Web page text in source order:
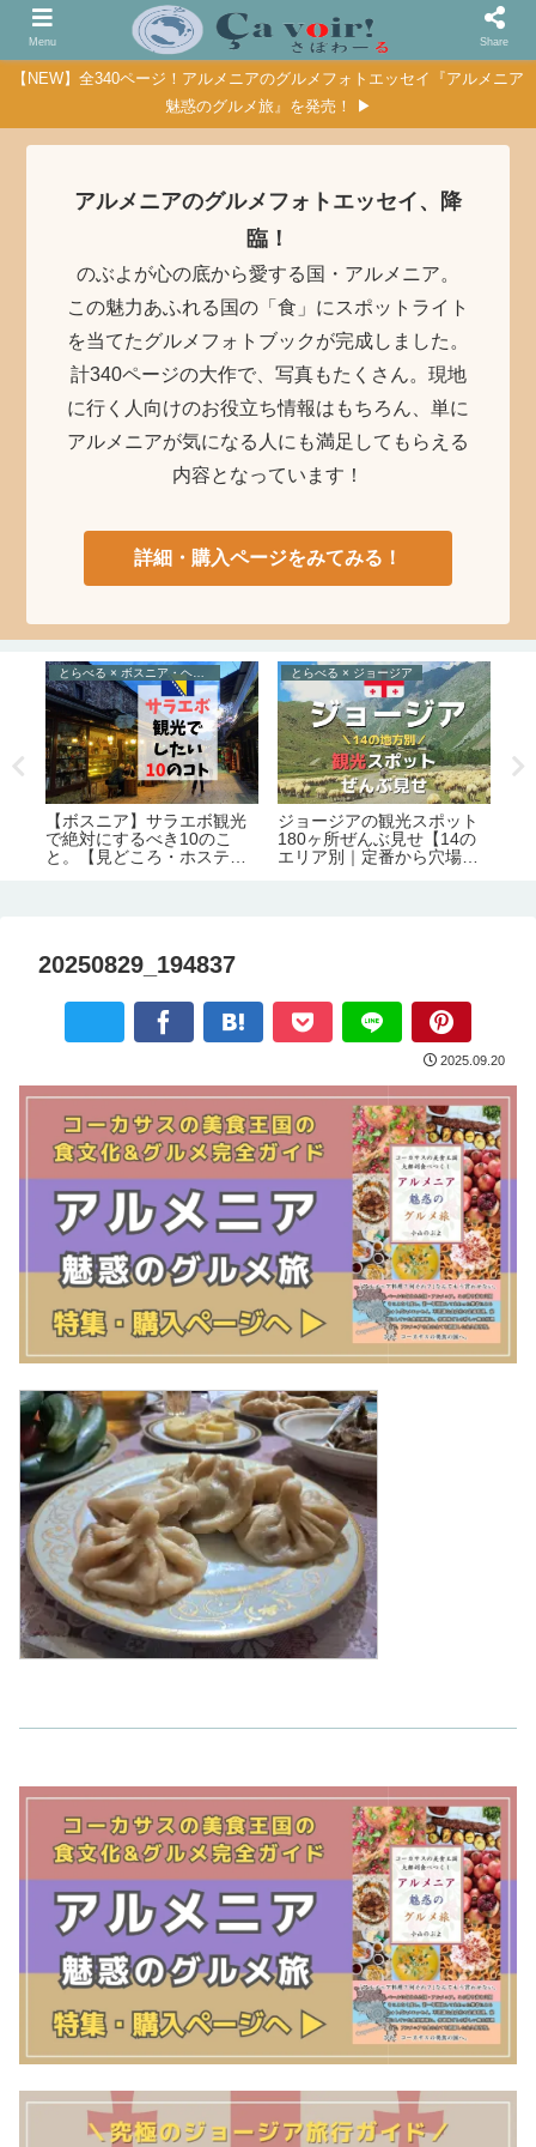
【NEW】全340ページ！アルメニアのグルメフォトエッセイ『アルメニア
魅惑のグルメ旅』を発売！ ▶
アルメニアのグルメフォトエッセイ、降
臨！
のぶよが心の底から愛する国・アルメニア。
この魅力あふれる国の「食」にスポットライト
を当てたグルメフォトブックが完成しました。
計340ページの大作で、写真もたくさん。現地
に行く人向けのお役立ち情報はもちろん、単に
アルメニアが気になる人にも満足してもらえる
内容となっています！
詳細・購入ページをみてみる！
とらべる × ボスニア・ヘルツェゴビナ
【ボスニア】サラエボ観光
で絶対にするべき10のこ
と。【見どころ・ホステル
とらべる × ジョージア
ジョージアの観光スポット
180ヶ所ぜんぶ見せ【14の
エリア別｜定番から穴場ま
20250829_194837
2025.09.20
Menu Share